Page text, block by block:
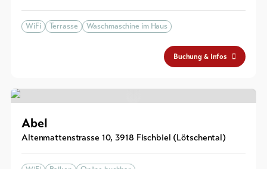
WiFi Terrasse Waschmaschine im Haus
Buchung & Infos
Abel
Altenmattenstrasse 10, 3918 Fischbiel (Lötschental)